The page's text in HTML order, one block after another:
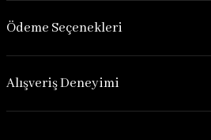
Ödeme Seçenekleri
Alışveriş Deneyimi